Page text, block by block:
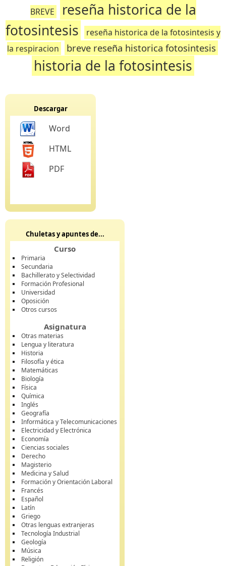
BREVE
reseña historica de la
fotosintesis
reseña historica de la fotosintesis y
la respiracion
breve reseña historica fotosintesis
historia de la fotosintesis
Descargar
Word
HTML
PDF
Chuletas y apuntes de...
Curso
Primaria
Secundaria
Bachillerato y Selectividad
Formación Profesional
Universidad
Oposición
Otros cursos
Asignatura
Otras materias
Lengua y literatura
Historia
Filosofía y ética
Matemáticas
Biología
Física
Química
Inglés
Geografía
Informática y Telecomunicaciones
Electricidad y Electrónica
Economía
Ciencias sociales
Derecho
Magisterio
Medicina y Salud
Formación y Orientación Laboral
Francés
Español
Latín
Griego
Otras lenguas extranjeras
Tecnología Industrial
Geología
Música
Religión